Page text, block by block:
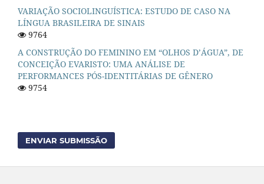
VARIAÇÃO SOCIOLINGUÍSTICA: ESTUDO DE CASO NA
LÍNGUA BRASILEIRA DE SINAIS
9764
A CONSTRUÇÃO DO FEMININO EM “OLHOS D’ÁGUA”, DE
CONCEIÇÃO EVARISTO: UMA ANÁLISE DE
PERFORMANCES PÓS-IDENTITÁRIAS DE GÊNERO
9754
ENVIAR SUBMISSÃO